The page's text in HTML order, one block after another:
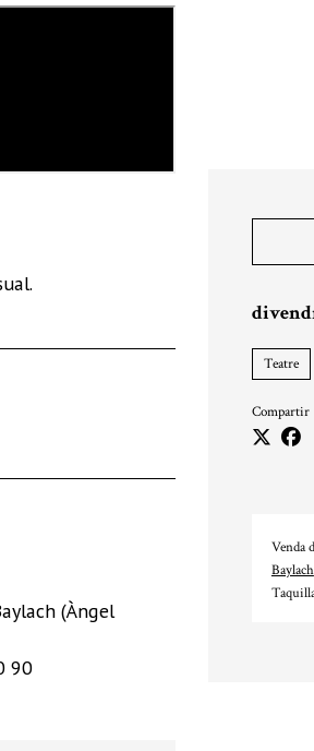
Teatre
Compartir
Venda
Baylach
.
(Àngel
90